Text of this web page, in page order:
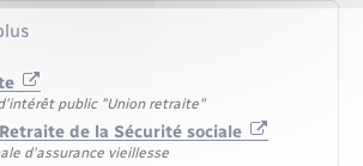
public "Union retraite"
de la Sécurité sociale
d'assurance vieillesse